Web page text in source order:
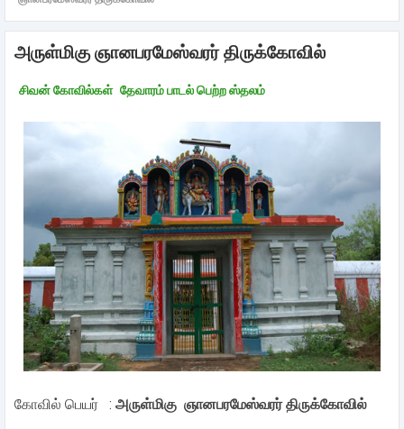
அருள்மிகு ஞானபரமேஸ்வரர் திருக்கோவில்
சிவன் கோவில்கள் தேவாரம் பாடல் பெற்ற ஸ்தலம்
கோவில் பெயர் : அருள்மிகு ஞானபரமேஸ்வரர் திருக்கோவில்